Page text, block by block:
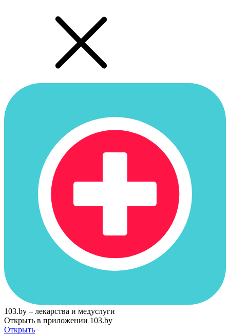
103.by – лекарства и медуслуги
Открыть в приложении 103.by
Открыть